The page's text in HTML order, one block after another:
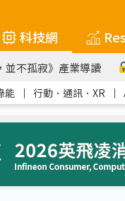
科技網
並不孤寂》產業導讀
能 ｜ 行動．通訊．XR ｜